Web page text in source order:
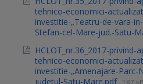
tehnico-economici-
investitie-„Teatru-de-vara-
Stefan-cel-Mare-jud.-Satu-
HCLOT_nr.36_2017-
tehnico-economici-
investitie-„Amenajare-Parc-
judetul-Satu-Mare.pdf 187 kB